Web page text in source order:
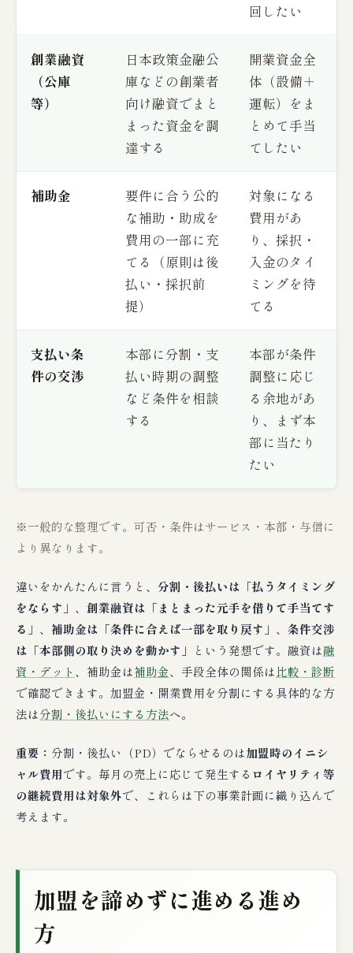
回したい
創業融資
（公庫
等）
日本政策金融公
庫などの創業者
向け融資でまと
まった資金を調
達する
開業資金全
体（設備＋
運転）をま
とめて手当
てしたい
補助金
要件に合う公的
な補助・助成を
費用の一部に充
てる（原則は後
払い・採択前
提）
対象になる
費用があ
り、採択・
入金のタイ
ミングを待
てる
支払い条
件の交渉
本部に分割・支
払い時期の調整
など条件を相談
する
本部が条件
調整に応じ
る余地があ
り、まず本
部に当たり
たい
※一般的な整理です。可否・条件はサービス・本部・与信に
より異なります。
違いをかんたんに言うと、 分割・後払いは「払うタイミング
をならす」 、 創業融資は「まとまった元手を借りて手当てす
る」 、 補助金は「条件に合えば一部を取り戻す」 、 条件交渉
は「本部側の取り決めを動かす」
という発想です。融資は融
資・デット 、補助金は補助金、手段全体の関係は比較・診断
で確認できます。加盟金・開業費用を分割にする具体的な方
法は分割・後払いにする方法へ。
重要： 分割・後払い（PD）でならせるのは加盟時のイニシ
ャル費用です。毎月の売上に応じて発生する ロイヤリティ等
の継続費用は対象外で、これらは下の事業計画に織り込んで
考えます。
加盟を諦めずに進める進め
方